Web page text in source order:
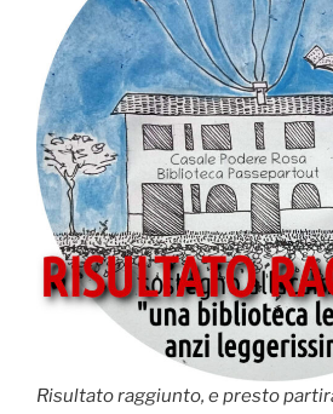
Risultato raggiunto, e presto